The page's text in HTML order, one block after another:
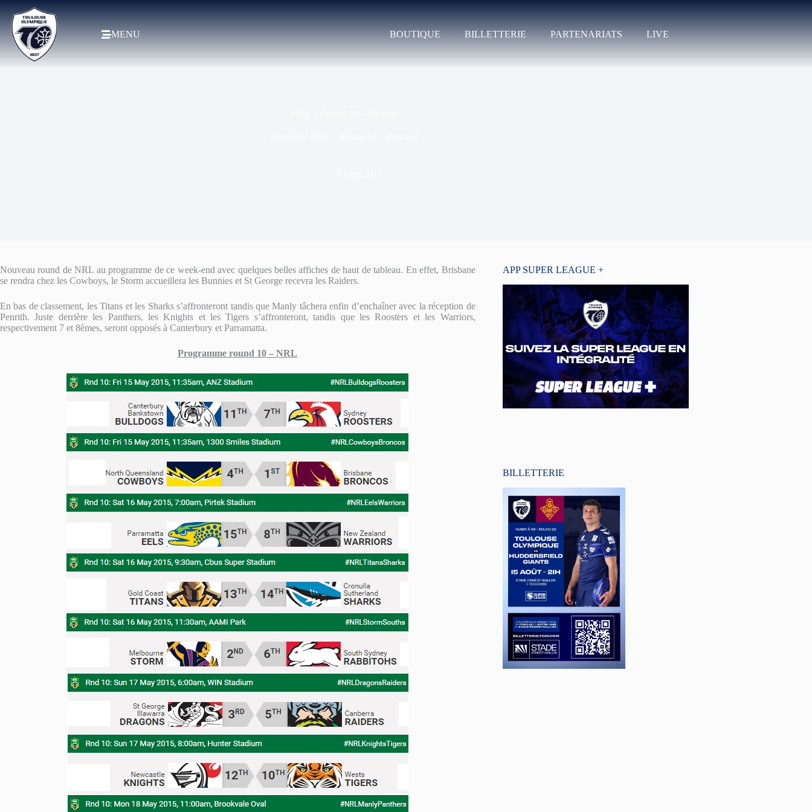
MENU BOUTIQUE BILLETTERIE PARTENARIATS LIVE
Nouveau round de NRL au programme de ce week-end avec quelques belles affiches de haut de tableau. En effet, Brisbane
se rendra chez les Cowboys, le Storm accueillera les Bunnies et St George recevra les Raiders.
En bas de classement, les Titans et les Sharks s’affronteront tandis que Manly tâchera enfin d’enchaîner avec la réception de
Penrith. Juste derrière les Panthers, les Knights et les Tigers s’affronteront, tandis que les Roosters et les Warriors,
respectivement 7 et 8èmes, seront opposés à Canterbury et Parramatta.
Programme round 10 – NRL
APP SUPER LEAGUE +
BILLETTERIE